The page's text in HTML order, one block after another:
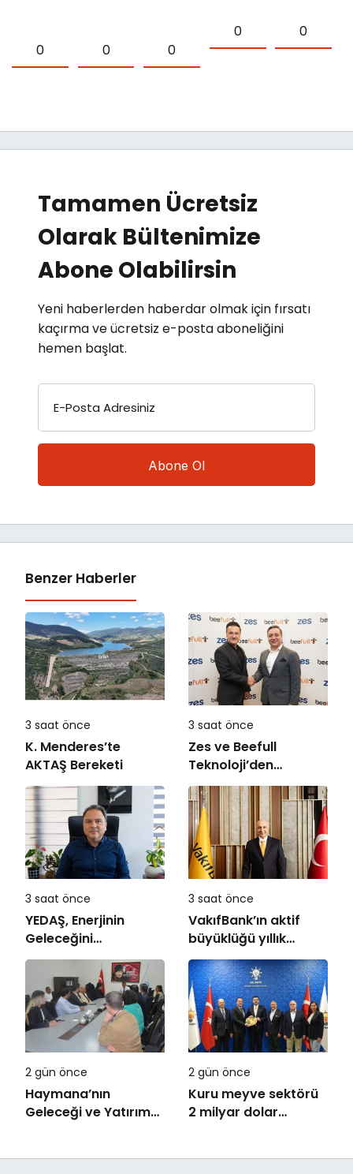
0 0 0
0 0
Tamamen Ücretsiz
Olarak Bültenimize
Abone Olabilirsin
Yeni haberlerden haberdar olmak için fırsatı
kaçırma ve ücretsiz e-posta aboneliğini
hemen başlat.
E-Posta Adresiniz
Benzer Haberler
3 saat önce
K. Menderes’te
AKTAŞ Bereketi
3 saat önce
Zes ve Beefull
Teknoloji’den
Roaming İş Birliği
3 saat önce
YEDAŞ, Enerjinin
Geleceğini
Şekillendirecek Genç
Yetenekleri Arıyor
3 saat önce
VakıfBank’ın aktif
büyüklüğü yıllık
bazda yüzde 28
artışla 5,8 trilyon
TL’yi aştı
2 gün önce
Haymana’nın
Geleceği ve Yatırım
2 gün önce
Kuru meyve sektörü
2 milyar dolar